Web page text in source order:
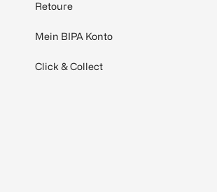
Retoure
Mein BIPA Konto
Click & Collect